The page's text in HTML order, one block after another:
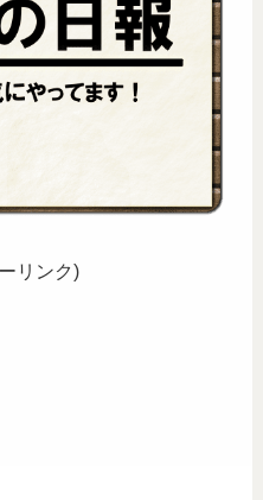
リンク)